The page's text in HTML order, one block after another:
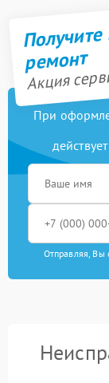
ремонт
Акция
При
Отправляя, Вы